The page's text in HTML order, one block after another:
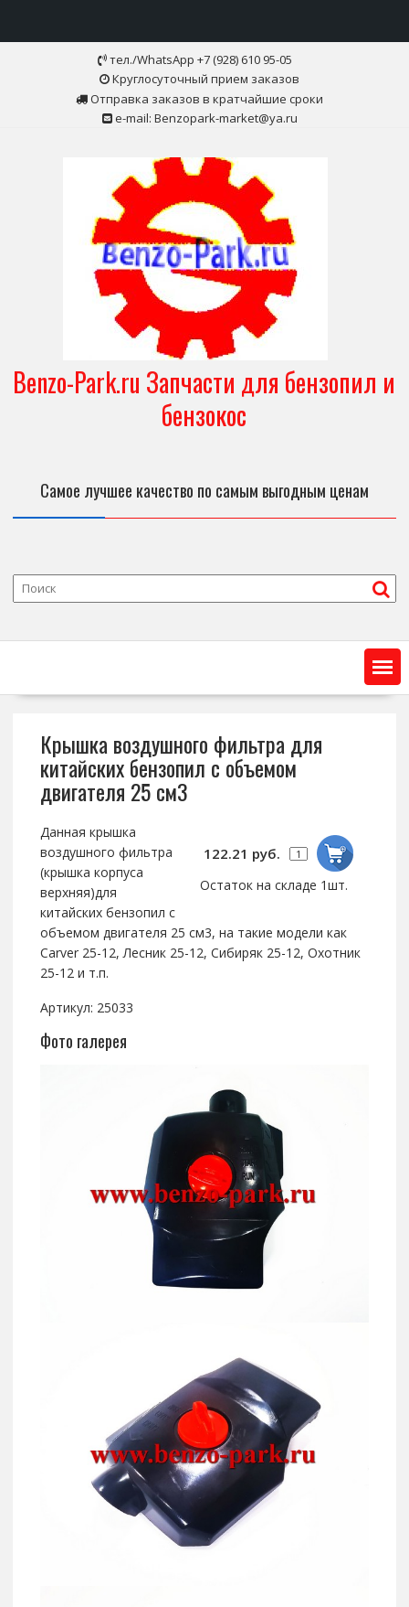
тел./WhatsApp +7 (928) 610 95-05
Круглосуточный прием заказов
Отправка заказов в кратчайшие сроки
e-mail: Benzopark-market@ya.ru
Benzo-Park.ru Запчасти для бензопил и
бензокос
Самое лучшее качество по самым выгодным ценам
Крышка воздушного фильтра для
китайских бензопил с объемом
двигателя 25 см3
122.21 руб.
Остаток на складе 1шт.
Данная крышка
воздушного фильтра
(крышка корпуса
верхняя)для
китайских бензопил с
объемом двигателя 25 см3, на такие модели как
Carver 25-12, Лесник 25-12, Сибиряк 25-12, Охотник
25-12 и т.п.
Артикул: 25033
Фото галерея